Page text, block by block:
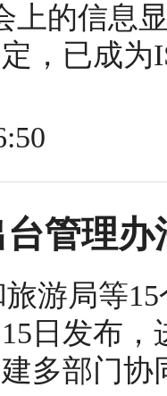
上的信息
，已成为
管理
游局等
日发布
多部门